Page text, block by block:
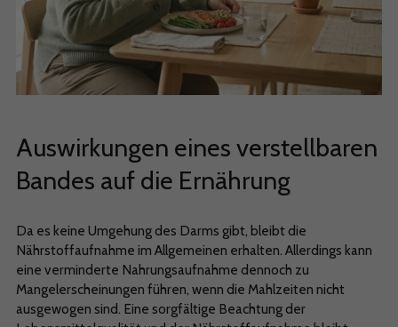
Auswirkungen eines verstellbaren
Bandes auf die Ernährung
Da es keine Umgehung des Darms gibt, bleibt die
Nährstoffaufnahme im Allgemeinen erhalten. Allerdings kann
eine verminderte Nahrungsaufnahme dennoch zu
Mangelerscheinungen führen, wenn die Mahlzeiten nicht
ausgewogen sind. Eine sorgfältige Beachtung der